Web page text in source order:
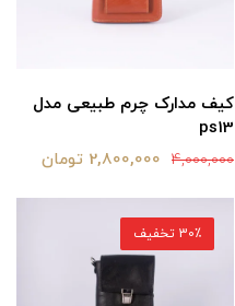
کیف مدارک چرم طبیعی مدل
ps13
4,000,000 2,800,000 تومان
30٪ تخفیف